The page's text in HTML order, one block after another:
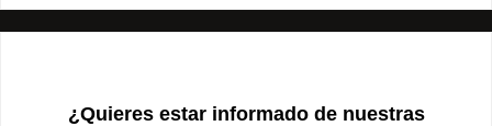
¿Quieres estar informado de nuestras